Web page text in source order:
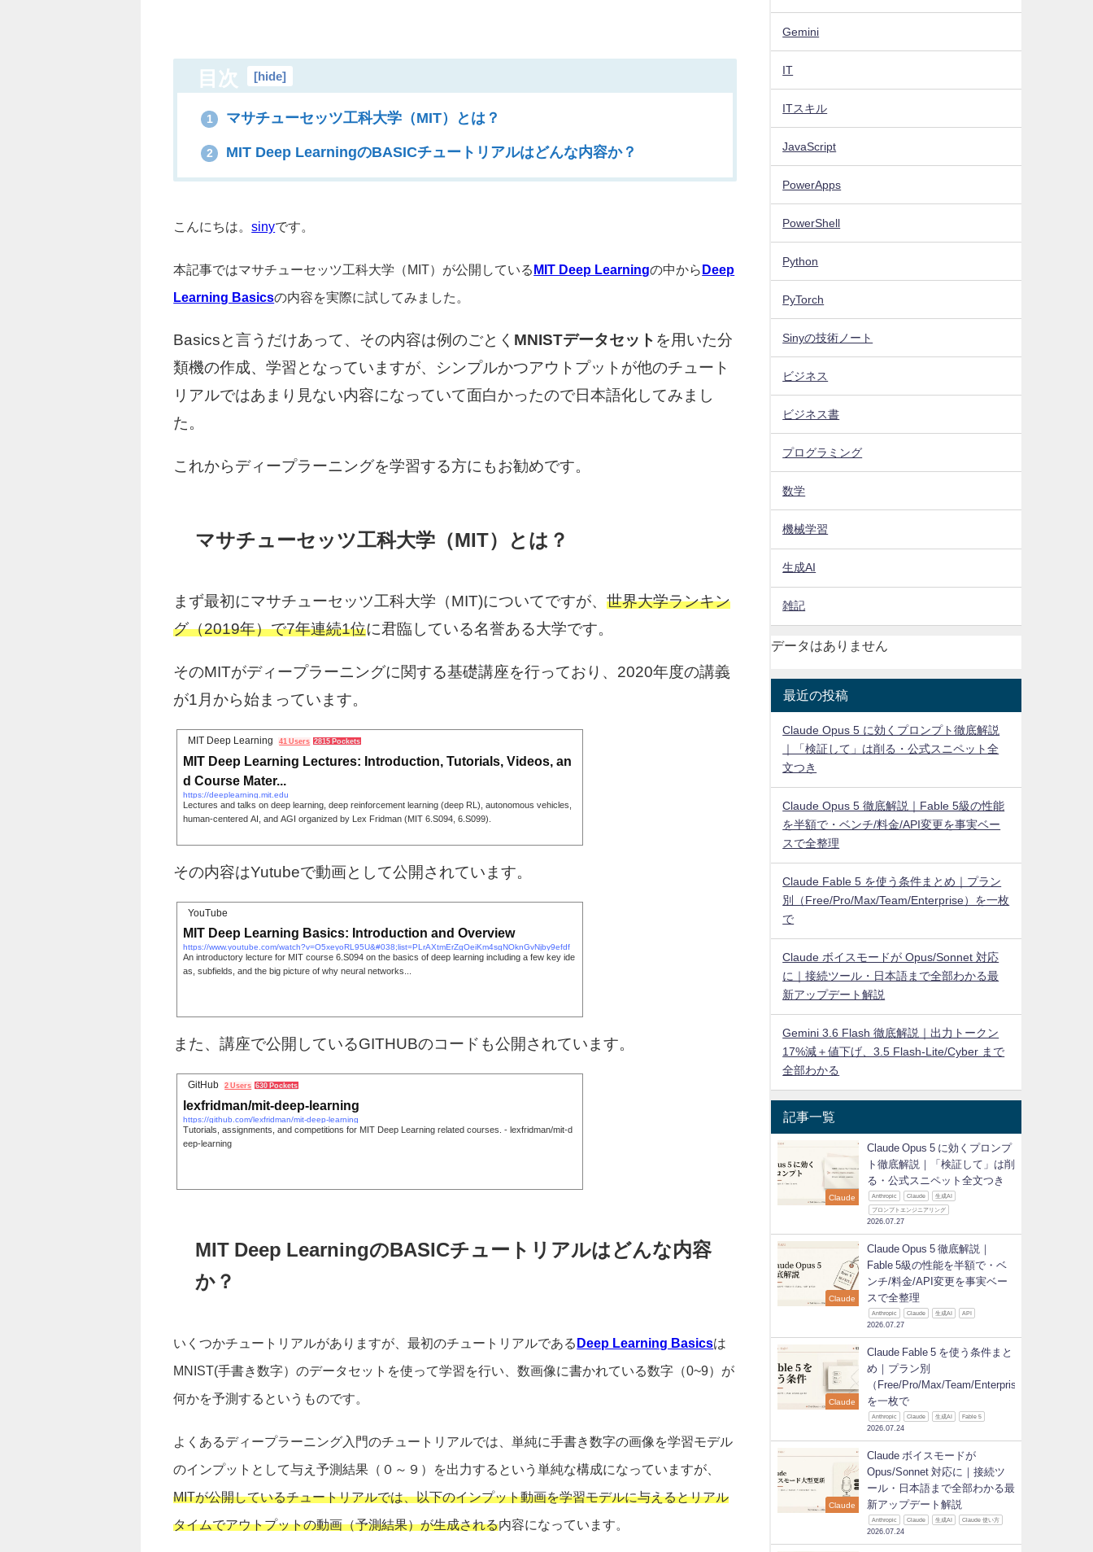
目次 [hide]
1 マサチューセッツ工科大学（MIT）とは？
2 MIT Deep LearningのBASICチュートリアルはどんな内容か？
こんにちは。sinyです。
本記事ではマサチューセッツ工科大学（MIT）が公開している MIT Deep Learningの中から Deep
Learning Basicsの内容を実際に試してみました。
Basicsと言うだけあって、その内容は例のごとく MNISTデータセット を用いた分
類機の作成、学習となっていますが、シンプルかつアウトプットが他のチュート
リアルではあまり見ない内容になっていて面白かったので日本語化してみまし
た。
これからディープラーニングを学習する方にもお勧めです。
マサチューセッツ工科大学（MIT）とは？
まず最初にマサチューセッツ工科大学（MIT)についてですが、世界大学ランキン
グ（2019年）で7年連続1位に君臨している名誉ある大学です。
そのMITがディープラーニングに関する基礎講座を行っており、2020年度の講義
が1月から始まっています。
MIT Deep Learning 41 Users 2815 Pockets
MIT Deep Learning Lectures: Introduction, Tutorials, Videos, an
d Course Mater...
https://deeplearning.mit.edu
Lectures and talks on deep learning, deep reinforcement learning (deep RL), autonomous vehicles,
human-centered AI, and AGI organized by Lex Fridman (MIT 6.S094, 6.S099).
その内容はYutubeで動画として公開されています。
YouTube
MIT Deep Learning Basics: Introduction and Overview
https://www.youtube.com/watch?v=O5xeyoRL95U&#038;list=PLrAXtmErZgOeiKm4sgNOknGvNjby9efdf
An introductory lecture for MIT course 6.S094 on the basics of deep learning including a few key ide
as, subfields, and the big picture of why neural networks...
また、講座で公開しているGITHUBのコードも公開されています。
GitHub 2 Users 630 Pockets
lexfridman/mit-deep-learning
https://github.com/lexfridman/mit-deep-learning
Tutorials, assignments, and competitions for MIT Deep Learning related courses. - lexfridman/mit-d
eep-learning
MIT Deep LearningのBASICチュートリアルはどんな内容
か？
いくつかチュートリアルがありますが、最初のチュートリアルである Deep Learning Basicsは
MNIST(手書き数字）のデータセットを使って学習を行い、数画像に書かれている数字（0~9）が
何かを予測するというものです。
よくあるディープラーニング入門のチュートリアルでは、単純に手書き数字の画像を学習モデル
のインプットとして与え予測結果（０～９）を出力するという単純な構成になっていますが、
MITが公開しているチュートリアルでは、以下のインプット動画を学習モデルに与えるとリアル
タイムでアウトプットの動画（予測結果）が生成される内容になっています。
Gemini
IT
ITスキル
JavaScript
PowerApps
PowerShell
Python
PyTorch
Sinyの技術ノート
ビジネス
ビジネス書
プログラミング
数学
機械学習
生成AI
雑記
データはありません
最近の投稿
Claude Opus 5 に効くプロンプト徹底解説
｜「検証して」は削る・公式スニペット全
文つき
Claude Opus 5 徹底解説｜Fable 5級の性能
を半額で・ベンチ/料金/API変更を事実ベー
スで全整理
Claude Fable 5 を使う条件まとめ｜プラン
別（Free/Pro/Max/Team/Enterprise）を一枚
で
Claude ボイスモードが Opus/Sonnet 対応
に｜接続ツール・日本語まで全部わかる最
新アップデート解説
Gemini 3.6 Flash 徹底解説｜出力トークン
17%減＋値下げ、3.5 Flash-Lite/Cyber まで
全部わかる
記事一覧
Claude
Claude Opus 5 に効くプロンプ
ト徹底解説｜「検証して」は削
る・公式スニペット全文つき
Anthropic Claude 生成AI
プロンプトエンジニアリング
2026.07.27
Claude
Claude Opus 5 徹底解説｜
Fable 5級の性能を半額で・ベ
ンチ/料金/API変更を事実ベー
スで全整理
Anthropic Claude 生成AI API
2026.07.27
Claude
Claude Fable 5 を使う条件まと
め｜プラン別
（Free/Pro/Max/Team/Enterprise）
を一枚で
Anthropic Claude 生成AI Fable 5
2026.07.24
Claude
Claude ボイスモードが
Opus/Sonnet 対応に｜接続ツ
ール・日本語まで全部わかる最
新アップデート解説
Anthropic Claude 生成AI Claude 使い方
2026.07.24